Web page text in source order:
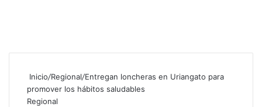
Inicio/Regional/Entregan loncheras en Uriangato para
promover los hábitos saludables
Regional